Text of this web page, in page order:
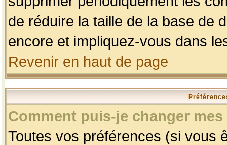
de réduire la taille de la base de
encore et impliquez-vous dans
Revenir en haut de page
Comment puis-je changer
Toutes vos préférences (si vous